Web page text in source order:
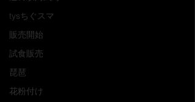
tysちぐスマ
販売開始
試食販売
琵琶
花粉付け